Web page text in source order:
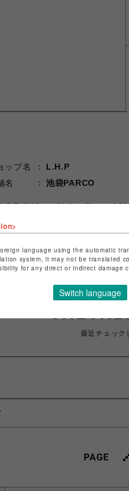
ップ名
L.H.P
名
池袋PARCO
商取引法など法令に基づく表
ップお問い合わせは
最近チェック
language using the automatic
system, it may not be translated
for any direct or indirect
Switch language